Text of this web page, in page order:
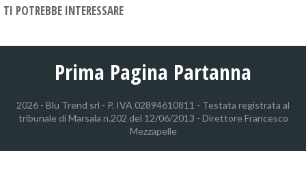
TI POTREBBE INTERESSARE
Prima Pagina Partanna
2026 - Blu Trend srl - P. IVA 02894610811 - Testata registrata al
tribunale di Marsala n.202 del 12/06/2013 - Direttore Francesco
Mezzapelle